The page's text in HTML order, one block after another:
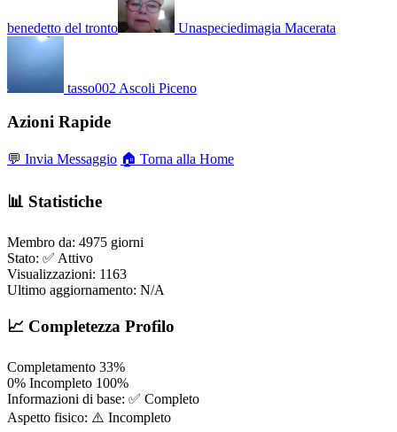
benedetto del tronto Unaspeciedimagia Macerata
tasso002 Ascoli Piceno
Azioni Rapide
💬 Invia Messaggio 🏠 Torna alla Home
📊 Statistiche
Membro da: 4975 giorni
Stato: ✅ Attivo
Visualizzazioni: 1163
Ultimo aggiornamento: N/A
📈 Completezza Profilo
Completamento 33%
0% Incompleto 100%
Informazioni di base: ✅ Completo
Aspetto fisico: ⚠️ Incompleto